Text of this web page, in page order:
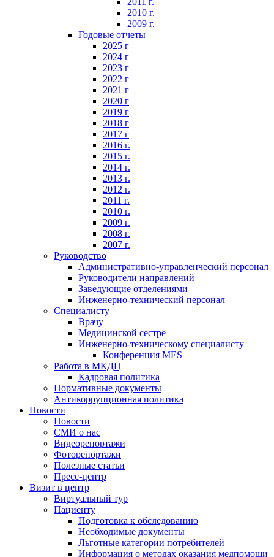
2010 г.
2009 г.
Годовые отчеты
2025 г
2024 г
2023 г
2022 г
2021 г
2020 г
2019 г
2018 г
2017 г
2016 г.
2015 г.
2014 г.
2013 г.
2012 г.
2011 г.
2010 г.
2009 г.
2008 г.
2007 г.
Руководство
Административно-управленческий персонал
Руководители направлений
Заведующие отделениями
Инженерно-технический персонал
Специалисту
Врачу
Медицинской сестре
Инженерно-техническому специалисту
Конференция MES
Работа в МКДЦ
Кадровая политика
Нормативные документы
Антикоррупционная политика
Новости
Новости
СМИ о нас
Видеорепортажи
Фоторепортажи
Полезные статьи
Пресс-центр
Визит в центр
Виртуальный тур
Пациенту
Подготовка к обследованию
Необходимые документы
Льготные категории потребителей
Информация о методах оказания медпомощи